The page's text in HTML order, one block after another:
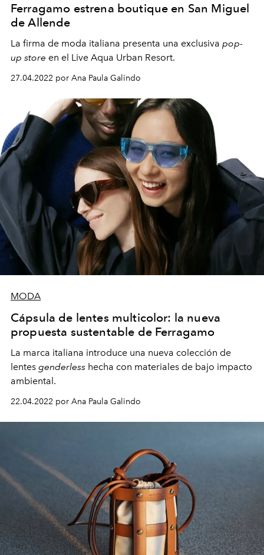
Ferragamo estrena boutique en San Miguel
de Allende
La firma de moda italiana presenta una exclusiva pop-
up store en el Live Aqua Urban Resort.
27.04.2022 por Ana Paula Galindo
MODA
Cápsula de lentes multicolor: la nueva
propuesta sustentable de Ferragamo
La marca italiana introduce una nueva colección de
lentes genderless hecha con materiales de bajo impacto
ambiental.
22.04.2022 por Ana Paula Galindo